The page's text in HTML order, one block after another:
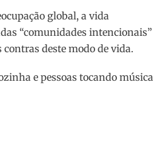
global, a vida
“comunidades intencionais”
deste modo de vida.
e pessoas tocando música